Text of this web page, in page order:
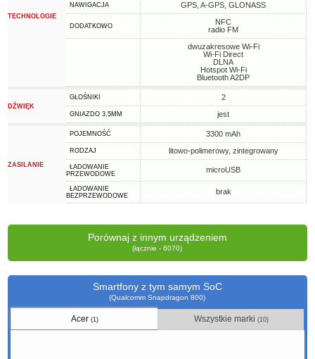
TECHNOLOGIE
NAWIGACJA GPS, A-GPS, GLONASS
DODATKOWO
NFC
radio FM
dwuzakresowe Wi-Fi
Wi-Fi Direct
DLNA
Hotspot Wi-Fi
Bluetooth A2DP
DŹWIĘK
GŁOŚNIKI 2
GNIAZDO 3,5MM jest
ZASILANIE
POJEMNOŚĆ 3300 mAh
RODZAJ litowo-polimerowy, zintegrowany
ŁADOWANIE
PRZEWODOWE
microUSB
ŁADOWANIE
BEZPRZEWODOWE
brak
Porównaj z innym urządzeniem
(łącznie - 6070)
Smartfony z tym samym SoC
(Qualcomm Snapdragon 800)
Acer (1) Wszystkie marki (10)